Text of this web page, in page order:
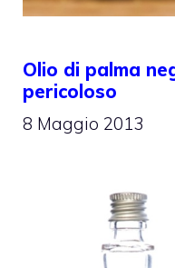
Olio di palma
pericoloso
8 Maggio 2013